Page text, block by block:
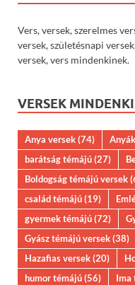
Vers, versek, szerelmes
versek, születésnapi
versek, vers mindenkinek.
VERSEK
Anya versek(74)
barátság témájú(27)
Boldogság témájú versek
család témájú(19)
gyermek témájú(72)
Gyász témájú versek(38)
Hazafias versek(20)
humor témájú(56) Ima